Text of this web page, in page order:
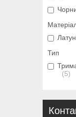
Тип
5